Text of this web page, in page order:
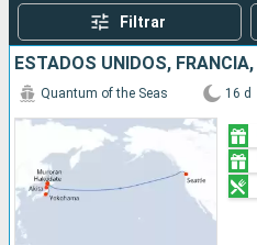
Filtrar
ESTADOS UNIDOS,
Quantum of the Seas 16 d